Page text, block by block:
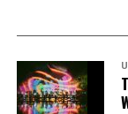
important.
stabilitate si un
care nu doresc
static. In acest
175 65 r14